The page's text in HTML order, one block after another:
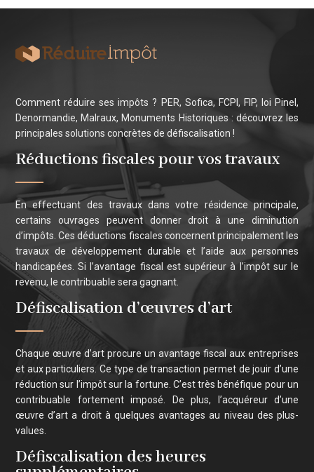
Comment réduire ses impôts ? PER, Sofica, FCPI, FIP, loi Pinel,
Denormandie, Malraux, Monuments Historiques : découvrez les
principales solutions concrètes de défiscalisation !
Réductions fiscales pour vos travaux
En effectuant des travaux dans votre résidence principale,
certains ouvrages peuvent donner droit à une diminution
d’impôts. Ces déductions fiscales concernent principalement les
travaux de développement durable et l’aide aux personnes
handicapées. Si l’avantage fiscal est supérieur à l’impôt sur le
revenu, le contribuable sera gagnant.
Défiscalisation d’œuvres d’art
Chaque œuvre d’art procure un avantage fiscal aux entreprises
et aux particuliers. Ce type de transaction permet de jouir d’une
réduction sur l’impôt sur la fortune. C’est très bénéfique pour un
contribuable fortement imposé. De plus, l’acquéreur d’une
œuvre d’art a droit à quelques avantages au niveau des plus-
values.
Défiscalisation des heures